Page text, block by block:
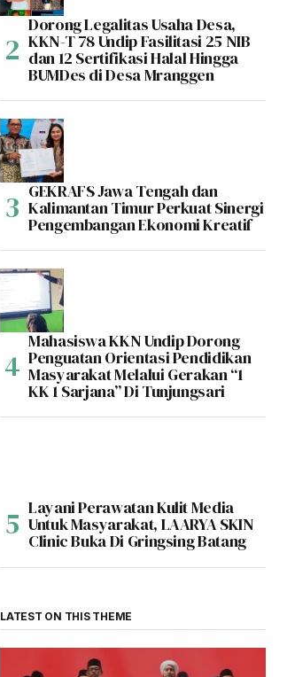
Dorong Legalitas Usaha Desa,
KKN-T 78 Undip Fasilitasi 25 NIB
dan 12 Sertifikasi Halal Hingga
BUMDes di Desa Mranggen
GEKRAFS Jawa Tengah dan
Kalimantan Timur Perkuat Sinergi
Pengembangan Ekonomi Kreatif
Mahasiswa KKN Undip Dorong
Penguatan Orientasi Pendidikan
Masyarakat Melalui Gerakan “1
KK 1 Sarjana” Di Tunjungsari
Layani Perawatan Kulit Media
Untuk Masyarakat, LAARYA SKIN
Clinic Buka Di Gringsing Batang
LATEST ON THIS THEME